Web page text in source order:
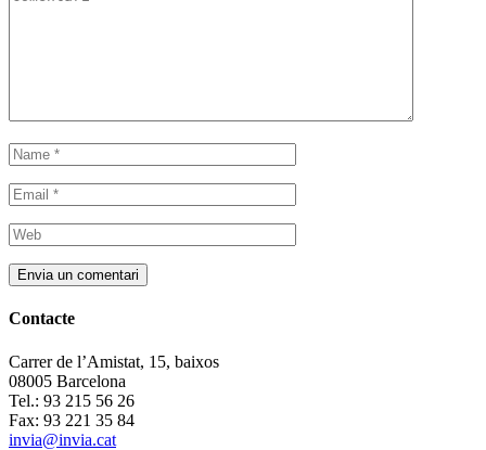
Contacte
Carrer de l’Amistat, 15, baixos
08005 Barcelona
Tel.: 93 215 56 26
Fax: 93 221 35 84
invia@invia.cat